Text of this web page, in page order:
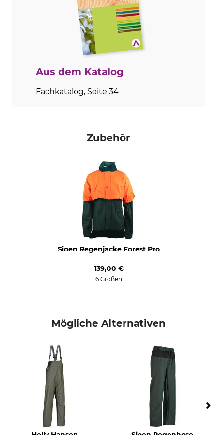
Beschichtung
100% Polyurethan
Bleichen
Nicht bleichen
Nicht im Wäschetrockner
Nicht bügeln
Arbeiten im Revier
Für
Damen
Herren
Passform
comfort
Wasserdichtigkeit
wasserdicht
Farbe
Aus dem Katalog
Fachkatalog, Seite 34
Zubehör
Sioen Regenjacke Forest Pro
139,00 €
6 Größen
Mögliche Alternativen